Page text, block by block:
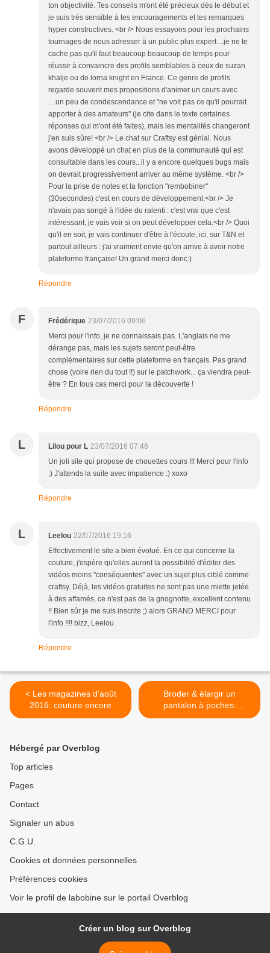
ton objectivité. Tes conseils m'ont été précieux dès le début et
je suis très sensible à tes encouragements et tes remarques
hyper constructives. <br /> Nous essayons pour les prochains
tournages de nous adresser à un public plus expert....je ne te
cache pas qu'il faut beaucoup beaucoup de temps pour
réussir à convaincre des profils semblables à ceux de suzan
khalje ou de lorna knight en France. Ce genre de profils
regarde souvent mes propositions d'animer un cours avec
....un peu de condescendance et "ne voit pas ce qu'il pourrait
apporter à des amateurs" (je cite dans le texte certaines
réponses qui m'ont été faites), mais les mentalités changeront
j'en suis sûre! <br /> Le chat sur Craftsy est génial. Nous
avons développé un chat en plus de la communauté qui est
consultable dans les cours...il y a encore quelques bugs mais
on devrait progressivement arriver au même système. <br />
Pour la prise de notes et la fonction "rembobiner"
(30secondes) c'est en cours de développement.<br /> Je
n'avais pas songé à l'idée du ralenti : c'est vrai que c'est
intéressant, je vais voir si on peut développer cela.<br /> Quoi
qu'il en soit, je vais continuer d'être à l'écoute, ici, sur T&N et
partout ailleurs : j'ai vraiment envie qu'on arrive à avoir notre
plateforme française! Un grand merci donc:)
Répondre
F Frédérique 23/07/2016 09:06
Merci pour l'info, je ne connaissais pas. L'anglais ne me
dérange pas, mais les sujets seront peut-être
complémentaires sur cette plateforme en français. Pas grand
chose (voire rien du tout !!) sur le patchwork... ça viendra peut-
être ? En tous cas merci pour la découverte !
Répondre
L Lilou pour L 23/07/2016 07:46
Un joli site qui propose de chouettes cours !!! Merci pour l'info
;) J'attends la suite avec impatience :) xoxo
Répondre
L Leelou 22/07/2016 19:16
Effectivement le site a bien évolué. En ce qui concerne la
couture, j'espère qu'elles auront la possibilité d'éditer des
vidéos moins "conséquentes" avec un sujet plus ciblé comme
craftsy. Déjà, les vidéos gratuites ne sont pas une miette jetée
à des affamés, ce n'est pas de la gnognotte, excellent contenu
!! Bien sûr je me suis inscrite ;) alors GRAND MERCI pour
l'info !!!! bizz, Leelou
Répondre
< Les magazines d'août
2016: couture encore
Broder & élargir un
pantalon à poches:
préparation >
Hébergé par Overblog
Top articles
Pages
Contact
Signaler un abus
C.G.U.
Cookies et données personnelles
Préférences cookies
Voir le profil de labobine sur le portail Overblog
Créer un blog sur Overblog